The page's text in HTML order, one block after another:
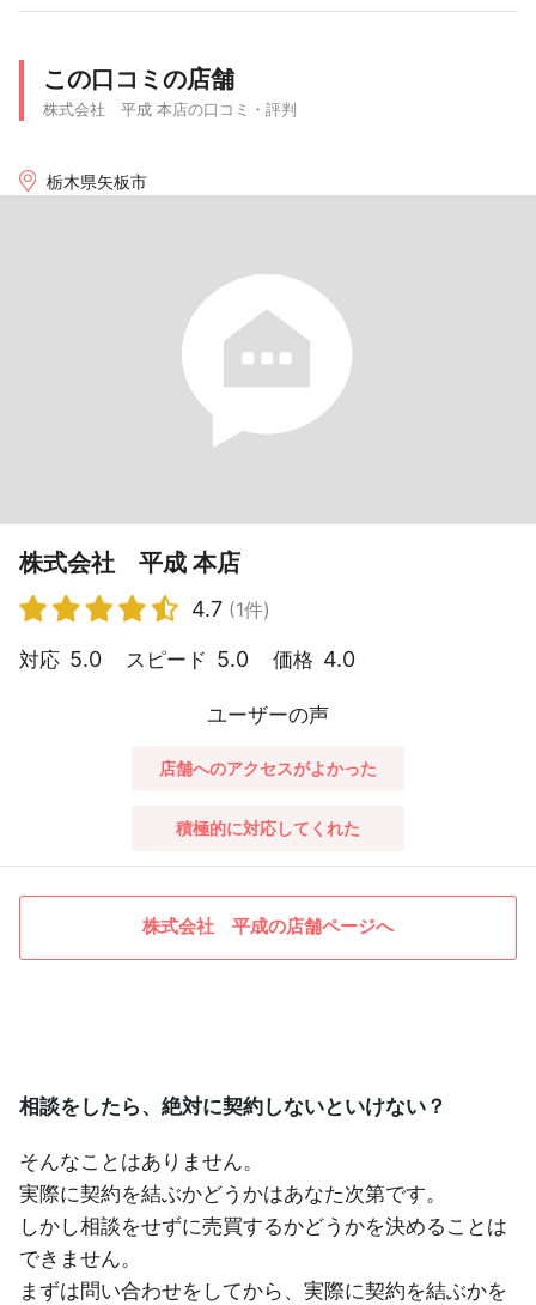
この口コミの店舗
株式会社 平成 本店の口コミ・評判
栃木県矢板市
株式会社 平成 本店
4.7 (1件)
対応 5.0 スピード 5.0 価格 4.0
ユーザーの声
店舗へのアクセスがよかった
積極的に対応してくれた
株式会社 平成の店舗ページへ
相談をしたら、絶対に契約しないといけない？
そんなことはありません。
実際に契約を結ぶかどうかはあなた次第です。
しかし相談をせずに売買するかどうかを決めることは
できません。
まずは問い合わせをしてから、実際に契約を結ぶかを